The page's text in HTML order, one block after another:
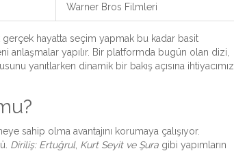
Warner Bros Filmleri
hayatta seçim yapmak bu kadar basit
anlaşmalar yapılır. Bir platformda bugün olan dizi,
yanıtlarken dinamik bir bakış açısına ihtiyacımız
sahip olma avantajını korumaya çalışıyor.
Diriliş: Ertuğrul, Kurt Seyit ve Şura gibi yapımların